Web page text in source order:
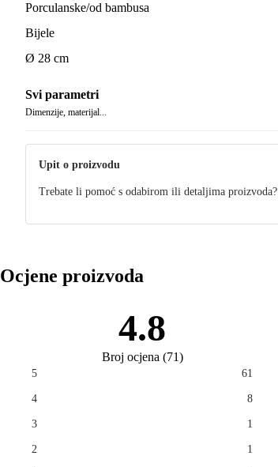
Porculanske/od bambusa
Bijele
Ø 28 cm
Svi parametri
Dimenzije, materijal...
Upit o proizvodu
Trebate li pomoć s odabirom ili detaljima proizvoda?
Ocjene proizvoda
4.8
Broj ocjena (71)
5 61
4 8
3 1
2 1